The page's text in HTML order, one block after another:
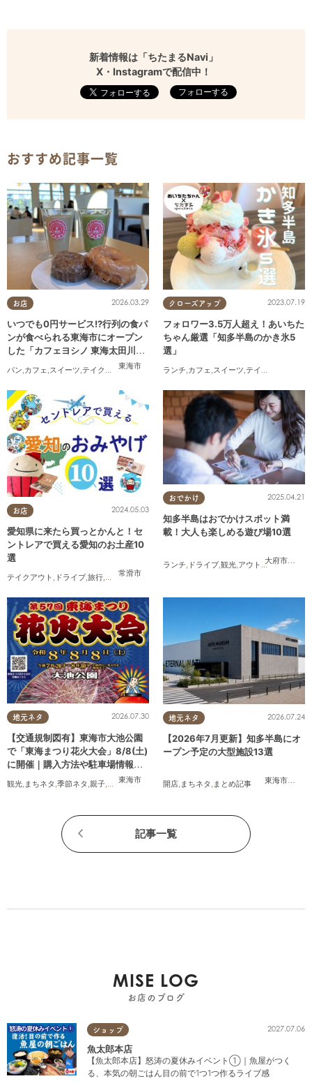
新着情報は「ちたまるNavi」
X・Instagramで配信中！
フォローする
おすすめ記事一覧
お店
東海市
2026.03.29
いつでも0円サービス!?行列の食パ
ンが食べられる東海市にオープン
した「カフェヨシノ 東海太田川
パン カフェ スイーツ テイクアウト ,家族 カップル,おひとりさま, 友人
クローズアップ 2023.07.19
フォロワー3.5万人超え！あいちた
ちゃん厳選「知多半島のかき氷5
選」
ランチ カフェ スイーツ テイクアウト
お店
常滑市
2024.05.03
愛知県に来たら買っとかんと！セ
ントレアで買える愛知のお土産10
選
テイクアウト ドライブ 旅行 観光,家族,
おでかけ
大府市
,東浦
2025.04.21
知多半島はおでかけスポット満
載！大人も楽しめる遊び場10選
ランチ, ドライブ,観光,アウトドア , 親子,
地元ネタ
東海市
2026.07.30
【交通規制図有】東海市大池公園
で「東海まつり花火大会」8/8(土)
に開催｜購入方法や駐車場情報
観光 まちネタ 季節ネタ 親子 夫婦,家族 カップル,友人,花火
地元ネタ
東海市
,大府
2026.07.24
【2026年7月更新】知多半島にオ
ープン予定の大型施設13選
開店, まちネタ , まとめ記事
記事一覧
MISE LOG
お店のブログ
ショップ 2027.07.06
魚太郎本店
【魚太郎本店】怒涛の夏休みイベント①｜魚屋がつく
る、本気の朝ごはん目の前で1つ1つ作るライブ感